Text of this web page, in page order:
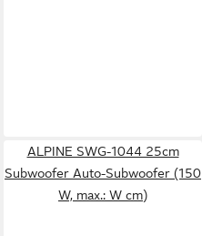
ALPINE SWG-1044 25cm
Subwoofer Auto-Subwoofer (150
W, max.: W cm)